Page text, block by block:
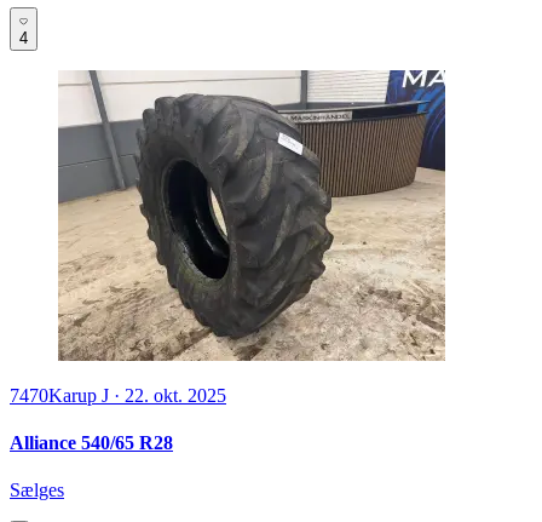
4
7470Karup J · 22. okt. 2025
Alliance 540/65 R28
Sælges